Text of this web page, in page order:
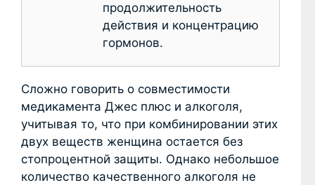
продолжительность
действия и концентрацию
гормонов.
Сложно говорить о совместимости
медикамента Джес плюс и алкоголя,
учитывая то, что при комбинировании этих
двух веществ женщина остается без
стопроцентной защиты. Однако небольшое
количество качественного алкоголя не